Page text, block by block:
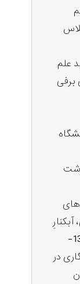
علم
برفی
بندرانزلی و تحرکات اجتماعی 1332-
در